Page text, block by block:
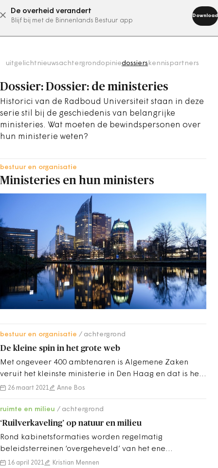
De overheid verandert
Blijf bij met de Binnenlands Bestuur app
Download
abonneer nu
uitgelicht nieuwsachtergrondopiniedossiers kennispartners
Dossier: Dossier: de ministeries
Historici van de Radboud Universiteit staan in deze
serie stil bij de geschiedenis van belangrijke
ministeries. Wat moeten de bewindspersonen over
hun ministerie weten?
bestuur en organisatie
Ministeries en hun ministers
bestuur en organisatie achtergrond
De kleine spin in het grote web
Met ongeveer 400 ambtenaren is Algemene Zaken
veruit het kleinste ministerie in Den Haag en dat is het
altijd geweest.
26 maart 2021 Anne Bos
ruimte en milieu achtergrond
‘Ruilverkaveling’ op natuur en milieu
Rond kabinetsformaties worden regelmatig
beleidsterreinen ‘overgeheveld’ van het ene
departement naar het andere.
16 april 2021 Kristian Mennen